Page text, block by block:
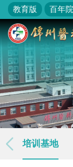
教育版 百年
培训基地